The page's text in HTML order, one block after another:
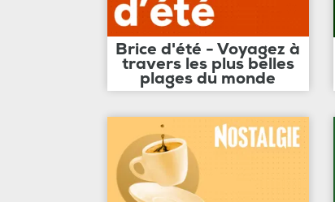
Brice d'été - Voyagez à
travers les plus belles
plages du monde